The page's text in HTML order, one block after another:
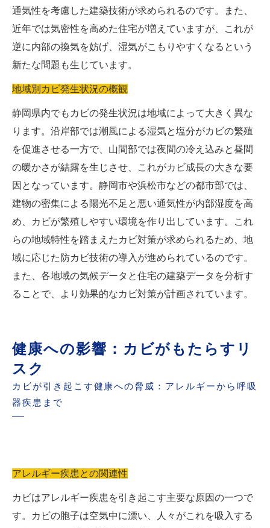
通気性を考慮した建築技術が求められるのです。また、
近年では気密性を高めた住宅が増えていますが、これが
逆に内部の換気を妨げ、湿気がこもりやすくなるという
新たな問題も生じています。
地域別カビ発生状況の概観
静岡県内でもカビの発生状況は地域によって大きく異な
ります。沿岸部では潮風による湿気と塩分がカビの繁殖
を促進させる一方で、山間部では夜間の冷え込みと昼間
の暖かさが結露を生じさせ、これがカビ成長の大きな要
因となっています。静岡市や浜松市などの都市部では、
建物の密集による陽光不足と悪い通気性が内部湿度を高
め、カビが繁殖しやすい環境を作り出しています。これ
らの地域特性を踏まえたカビ対策が求められるため、地
域に応じた防カビ技術の導入が進められているのです。
また、各地域の気候データと住宅の建築データを分析す
ることで、より効果的なカビ対策が計画されています。
健康への影響：カビがもたらすリ
スク
カビが引き起こす健康への脅威：アレルギーから呼吸
器疾患まで
アレルギー疾患との関連性
カビはアレルギー疾患を引き起こす主要な原因の一つで
す。カビの胞子は空気中に漂い、人々がこれを吸入する